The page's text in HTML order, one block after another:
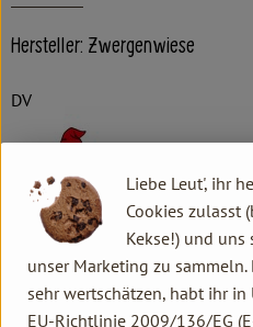
Hersteller: Zwergenwiese
DV
ZWERGENWIESE Naturkost
D 24887 Silberstedt
Die Zwergenwiese Naturkost
Liebe Leut', ihr
Cookies zulasst
Kekse!) und
unser Marketing zu
sehr wertschätzen, habt ihr
EU-Richtlinie 2009/136/EG